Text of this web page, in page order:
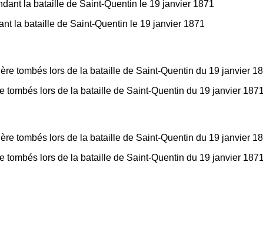
la bataille de Saint-Quentin le 19 janvier 1871
lors de la bataille de Saint-Quentin du 19 janvier
lors de la bataille de Saint-Quentin du 19 janvier